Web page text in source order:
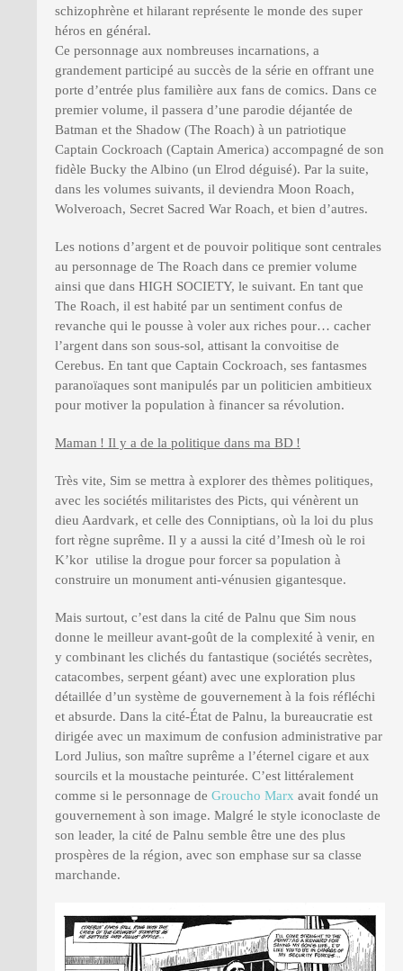
schizophrène et hilarant représente le monde des super
héros en général.
Ce personnage aux nombreuses incarnations, a
grandement participé au succès de la série en offrant une
porte d’entrée plus familière aux fans de comics. Dans ce
premier volume, il passera d’une parodie déjantée de
Batman et the Shadow (The Roach) à un patriotique
Captain Cockroach (Captain America) accompagné de son
fidèle Bucky the Albino (un Elrod déguisé). Par la suite,
dans les volumes suivants, il deviendra Moon Roach,
Wolveroach, Secret Sacred War Roach, et bien d’autres.
Les notions d’argent et de pouvoir politique sont centrales
au personnage de The Roach dans ce premier volume
ainsi que dans HIGH SOCIETY, le suivant. En tant que
The Roach, il est habité par un sentiment confus de
revanche qui le pousse à voler aux riches pour… cacher
l’argent dans son sous-sol, attisant la convoitise de
Cerebus. En tant que Captain Cockroach, ses fantasmes
paranoïaques sont manipulés par un politicien ambitieux
pour motiver la population à financer sa révolution.
Maman ! Il y a de la politique dans ma BD !
Très vite, Sim se mettra à explorer des thèmes politiques,
avec les sociétés militaristes des Picts, qui vénèrent un
dieu Aardvark, et celle des Conniptians, où la loi du plus
fort règne suprême. Il y a aussi la cité d’Imesh où le roi
K’kor utilise la drogue pour forcer sa population à
construire un monument anti-vénusien gigantesque.
Mais surtout, c’est dans la cité de Palnu que Sim nous
donne le meilleur avant-goût de la complexité à venir, en
y combinant les clichés du fantastique (sociétés secrètes,
catacombes, serpent géant) avec une exploration plus
détaillée d’un système de gouvernement à la fois réfléchi
et absurde. Dans la cité-État de Palnu, la bureaucratie est
dirigée avec un maximum de confusion administrative par
Lord Julius, son maître suprême a l’éternel cigare et aux
sourcils et la moustache peinturée. C’est littéralement
comme si le personnage de Groucho Marx avait fondé un
gouvernement à son image. Malgré le style iconoclaste de
son leader, la cité de Palnu semble être une des plus
prospères de la région, avec son emphase sur sa classe
marchande.